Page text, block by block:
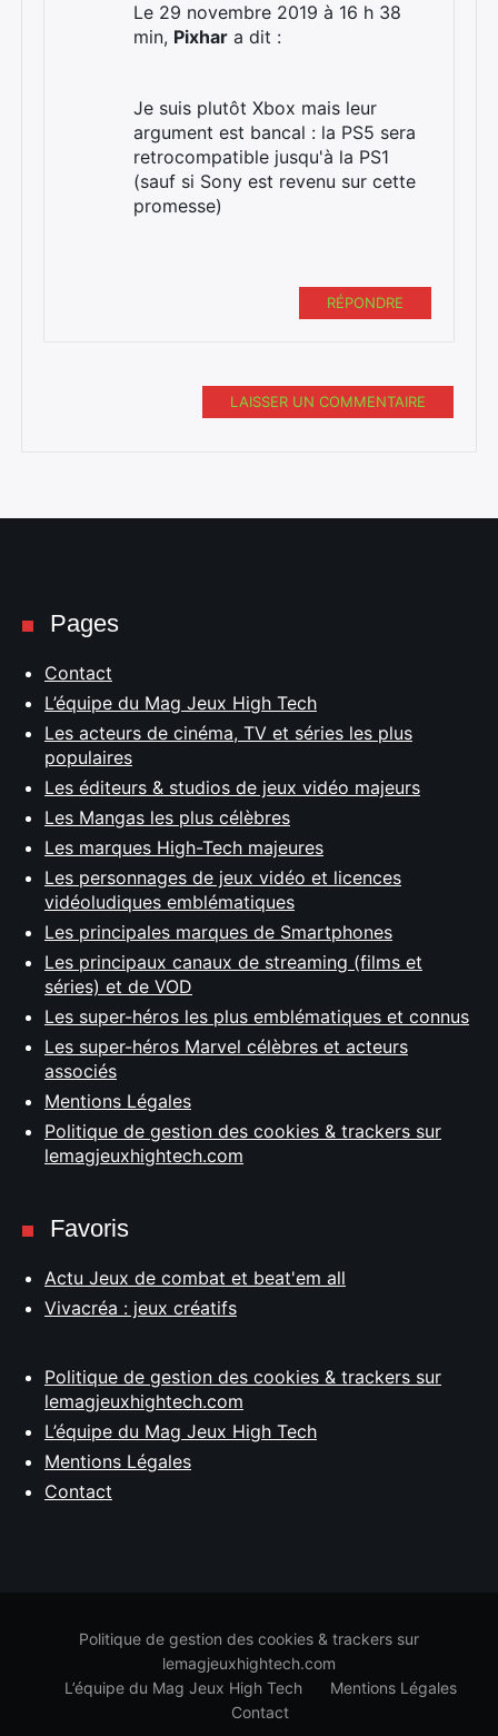
Le 29 novembre 2019 à 16 h 38
min, Pixhar a dit :
Je suis plutôt Xbox mais leur
argument est bancal : la PS5 sera
retrocompatible jusqu'à la PS1
(sauf si Sony est revenu sur cette
promesse)
RÉPONDRE
LAISSER UN COMMENTAIRE
Pages
Contact
L’équipe du Mag Jeux High Tech
Les acteurs de cinéma, TV et séries les plus
populaires
Les éditeurs & studios de jeux vidéo majeurs
Les Mangas les plus célèbres
Les marques High-Tech majeures
Les personnages de jeux vidéo et licences
vidéoludiques emblématiques
Les principales marques de Smartphones
Les principaux canaux de streaming (films et
séries) et de VOD
Les super-héros les plus emblématiques et connus
Les super-héros Marvel célèbres et acteurs
associés
Mentions Légales
Politique de gestion des cookies & trackers sur
lemagjeuxhightech.com
Favoris
Actu Jeux de combat et beat'em all
Vivacréa : jeux créatifs
Politique de gestion des cookies & trackers sur
lemagjeuxhightech.com
L’équipe du Mag Jeux High Tech
Mentions Légales
Contact
Politique de gestion des cookies & trackers sur
lemagjeuxhightech.com
L’équipe du Mag Jeux High Tech
Mentions Légales
Contact